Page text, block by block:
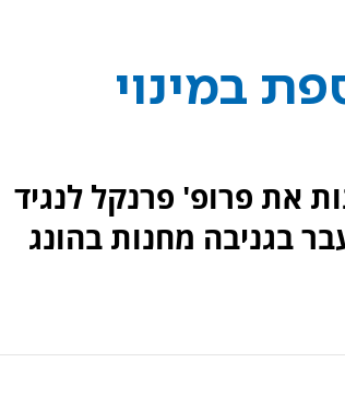
במינוי
את פרופ' פרנקל לנגיד
בגניבה מחנות בהונג